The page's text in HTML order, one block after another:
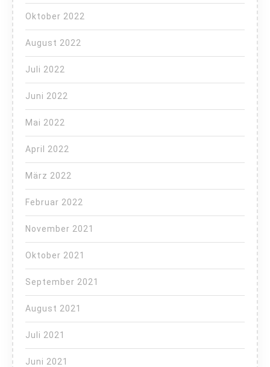
Oktober 2022
August 2022
Juli 2022
Juni 2022
Mai 2022
April 2022
März 2022
Februar 2022
November 2021
Oktober 2021
September 2021
August 2021
Juli 2021
Juni 2021